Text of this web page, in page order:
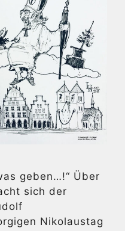
geben…!“ Über
sich der
Nikolaustag